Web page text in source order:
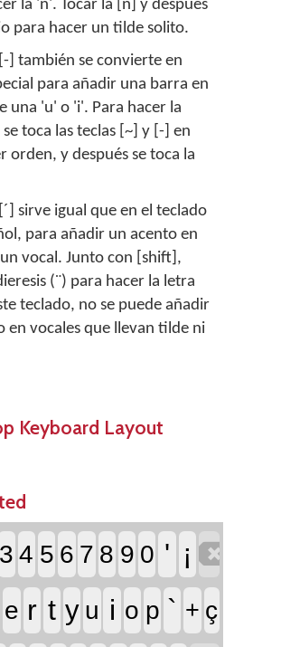
la 'ñ'. Tocar la [ñ] y después
para hacer un tilde solito.
] también se convierte en
para añadir una barra en
una 'u' o 'i'. Para hacer la
toca las teclas [~] y [-] en
orden, y después se toca la
sirve igual que en el teclado
para añadir un acento en
vocal. Junto con [shift],
(¨) para hacer la letra
teclado, no se puede añadir
en vocales que llevan tilde ni
Keyboard Layout
3 4 5 6 7 8 9 0 ' ¡ 
e r t y u i o p ` + ç